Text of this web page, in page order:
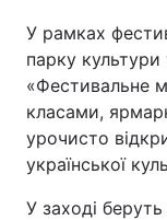
У рамках
парку культури
«Фестивальне
класами,
урочисто
української
У заході беруть